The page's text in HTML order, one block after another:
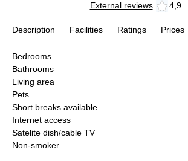
External reviews 4,9
Description Facilities Ratings Prices
Bedrooms
Bathrooms
Living area
Pets
Short breaks available
Internet access
Satelite dish/cable TV
Non-smoker